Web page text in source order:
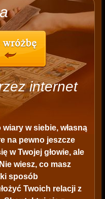
internet
w siebie, własną
na pewno jeszcze
w Twojej głowie, ale
wiesz, co masz
sposób
Twoich relacji z